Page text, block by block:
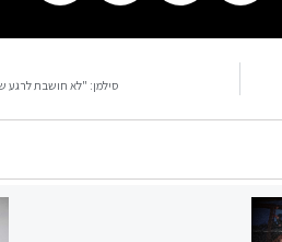
סילמן: "לא חושבת לרגע